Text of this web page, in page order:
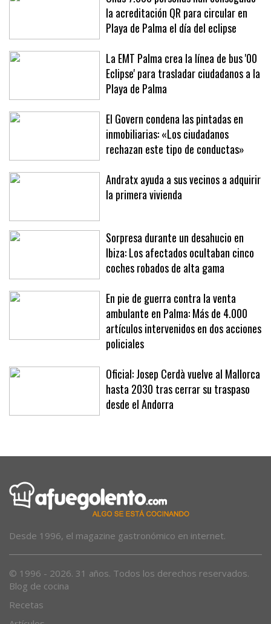
Unas 7.000 personas han conseguido
la acreditación QR para circular en
Playa de Palma el día del eclipse
La EMT Palma crea la línea de bus '00
Eclipse' para trasladar ciudadanos a la
Playa de Palma
El Govern condena las pintadas en
inmobiliarias: «Los ciudadanos
rechazan este tipo de conductas»
Andratx ayuda a sus vecinos a adquirir
Sorpresa durante un desahucio en
Ibiza: Los afectados ocultaban cinco
coches robados de alta gama
En pie de guerra contra la venta
ambulante en Palma: Más de 4.000
artículos intervenidos en dos acciones
policiales
Oficial: Josep Cerdà vuelve al Mallorca
hasta 2030 tras cerrar su traspaso
Blog de cocina